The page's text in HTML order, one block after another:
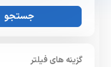
جستجو
گزینه های فیلتر